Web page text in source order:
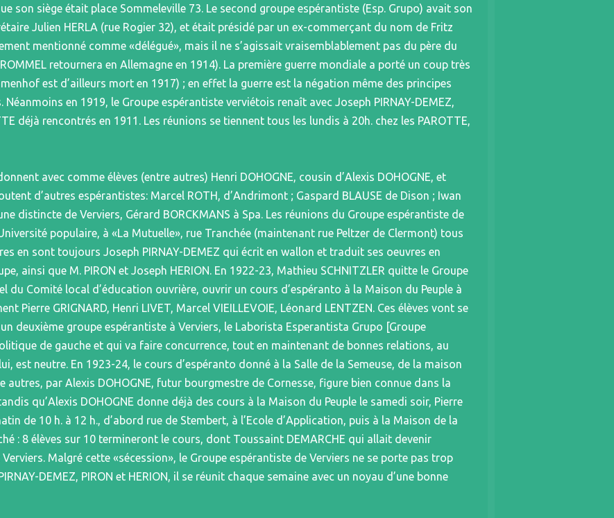
son siège était place Sommeleville 73. Le second groupe espérantiste (Esp. Grupo) avait son
Julien HERLA (rue Rogier 32), et était présidé par un ex-commerçant du nom de Fritz
mentionné comme «délégué», mais il ne s’agissait vraisemblablement pas du père du
retournera en Allemagne en 1914). La première guerre mondiale a porté un coup très
est d’ailleurs mort en 1917) ; en effet la guerre est la négation même des principes
en 1919, le Groupe espérantiste verviétois renaît avec Joseph PIRNAY-DEMEZ,
déjà rencontrés en 1911. Les réunions se tiennent tous les lundis à 20h. chez les PAROTTE,
avec comme élèves (entre autres) Henri DOHOGNE, cousin d’Alexis DOHOGNE, et
d’autres espérantistes: Marcel ROTH, d’Andrimont ; Gaspard BLAUSE de Dison ; Iwan
distincte de Verviers, Gérard BORCKMANS à Spa. Les réunions du Groupe espérantiste de
populaire, à «La Mutuelle», rue Tranchée (maintenant rue Peltzer de Clermont) tous
en sont toujours Joseph PIRNAY-DEMEZ qui écrit en wallon et traduit ses oeuvres en
ainsi que M. PIRON et Joseph HERION. En 1922-23, Mathieu SCHNITZLER quitte le Groupe
du Comité local d’éducation ouvrière, ouvrir un cours d’espéranto à la Maison du Peuple à
Pierre GRIGNARD, Henri LIVET, Marcel VIEILLEVOIE, Léonard LENTZEN. Ces élèves vont se
deuxième groupe espérantiste à Verviers, le Laborista Esperantista Grupo [Groupe
de gauche et qui va faire concurrence, tout en maintenant de bonnes relations, au
est neutre. En 1923-24, le cours d’espéranto donné à la Salle de la Semeuse, de la maison
autres, par Alexis DOHOGNE, futur bourgmestre de Cornesse, figure bien connue dans la
qu’Alexis DOHOGNE donne déjà des cours à la Maison du Peuple le samedi soir, Pierre
de 10 h. à 12 h., d’abord rue de Stembert, à l’Ecole d’Application, puis à la Maison de la
: 8 élèves sur 10 termineront le cours, dont Toussaint DEMARCHE qui allait devenir
Malgré cette «sécession», le Groupe espérantiste de Verviers ne se porte pas trop
DEMEZ, PIRON et HERION, il se réunit chaque semaine avec un noyau d’une bonne